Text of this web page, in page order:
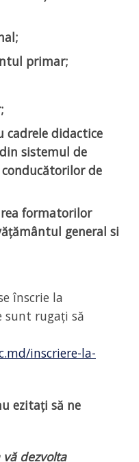
primar;
cadrele didactice
sistemul de
de
formatorilor
general si
înscrie la
sunt rugați să
inscriere-la-
ezitați să ne
dezvolta